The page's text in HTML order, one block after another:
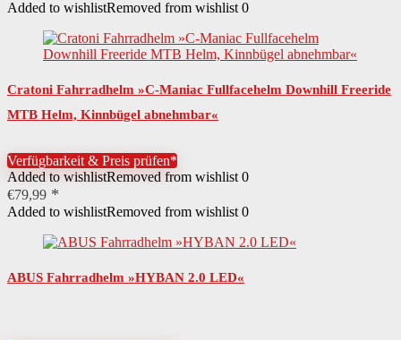
Added to wishlistRemoved from wishlist 0
Cratoni Fahrradhelm »C-Maniac Fullfacehelm Downhill Freeride
MTB Helm, Kinnbügel abnehmbar«
Verfügbarkeit & Preis prüfen*
Added to wishlistRemoved from wishlist 0
€79,99
Added to wishlistRemoved from wishlist 0
ABUS Fahrradhelm »HYBAN 2.0 LED«